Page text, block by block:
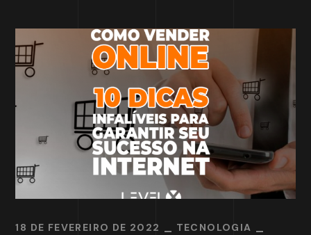
18 DE FEVEREIRO DE 2022
TECNOLOGIA